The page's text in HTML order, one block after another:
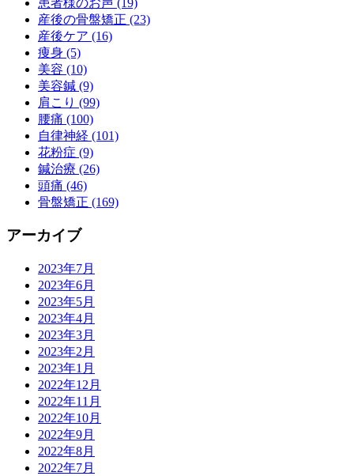
産後の骨盤矯正 (23)
産後ケア (16)
痩身 (5)
美容 (10)
美容鍼 (9)
肩こり (99)
腰痛 (100)
自律神経 (101)
花粉症 (9)
鍼治療 (26)
頭痛 (46)
骨盤矯正 (169)
アーカイブ
2023年7月
2023年6月
2023年5月
2023年4月
2023年3月
2023年2月
2023年1月
2022年12月
2022年11月
2022年10月
2022年9月
2022年8月
2022年7月